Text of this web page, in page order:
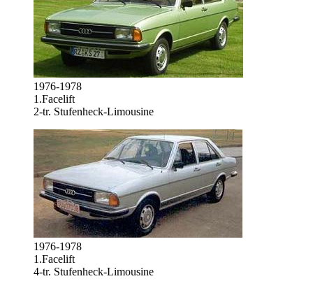
1976-1978
1.Facelift
2-tr. Stufenheck-Limousine
1976-1978
1.Facelift
4-tr. Stufenheck-Limousine